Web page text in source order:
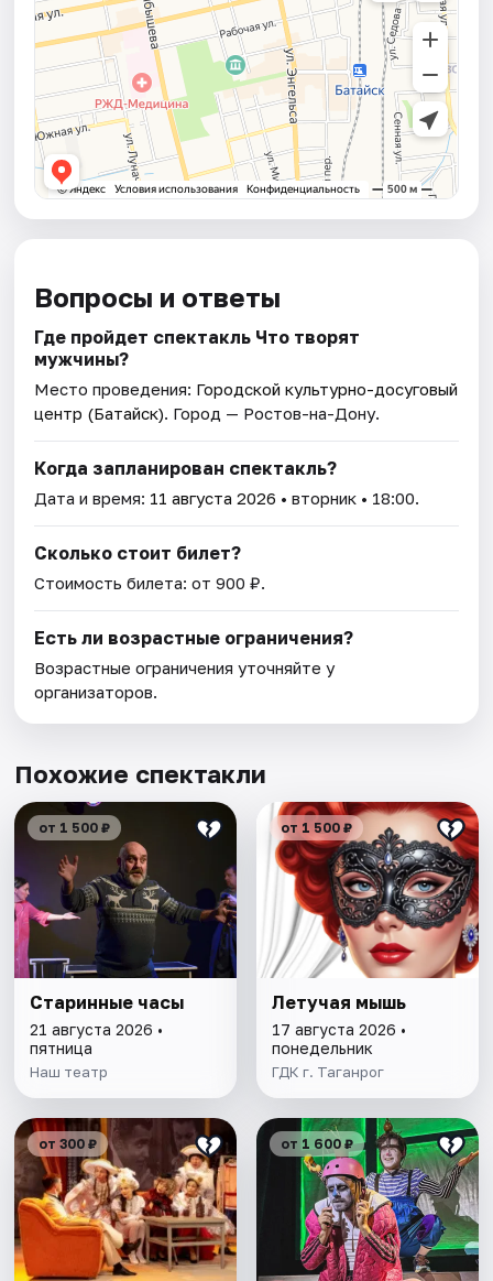
Вопросы и ответы
Где пройдет спектакль Что творят
мужчины?
Место проведения: Городской культурно-досуговый
центр (Батайск). Город — Ростов-на-Дону.
Когда запланирован спектакль?
Дата и время: 11 августа 2026 • вторник • 18:00.
Сколько стоит билет?
Стоимость билета: от 900 ₽.
Есть ли возрастные ограничения?
Возрастные ограничения уточняйте у
организаторов.
Похожие спектакли
от 1 500 ₽
Старинные часы
21 августа 2026 •
пятница
Наш театр
от 1 500 ₽
Летучая мышь
17 августа 2026 •
понедельник
ГДК г. Таганрог
от 300 ₽ от 1 600 ₽